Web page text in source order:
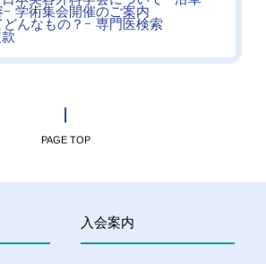
学術集会開催のご案内
んなもの？
専門医検索
PAGE TOP
入会案内